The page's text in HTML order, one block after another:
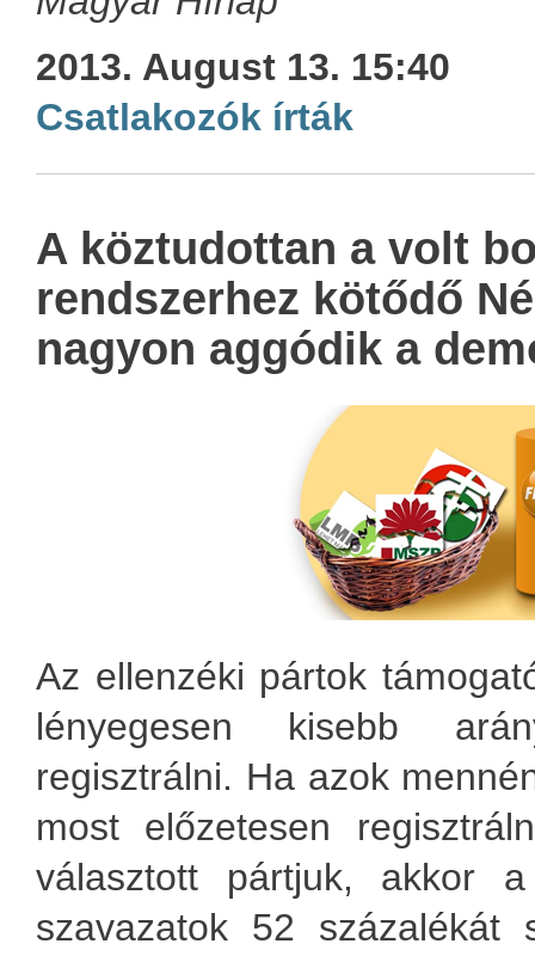
2013. August 13. 15:40
Csatlakozók írták
A köztudottan a volt
rendszerhez kötődő
nagyon aggódik a
Az ellenzéki pártok
lényegesen kisebb
regisztrálni. Ha azok
most előzetesen
választott pártjuk, akkor
szavazatok 52 százalékát